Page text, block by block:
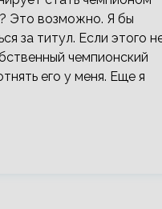
Это возможно. Я бы
за титул. Если этого
чемпионский
его у меня. Еще я